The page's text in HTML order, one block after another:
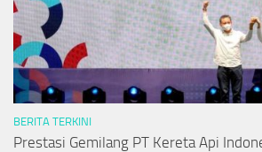
BERITA TERKINI
Prestasi Gemilang PT Kereta Api